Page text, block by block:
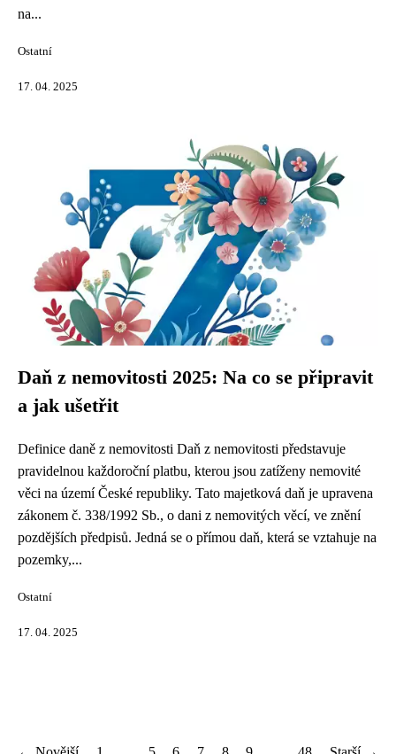
na...
Ostatní
17. 04. 2025
Daň z nemovitosti 2025: Na co se připravit
a jak ušetřit
Definice daně z nemovitosti Daň z nemovitosti představuje
pravidelnou každoroční platbu, kterou jsou zatíženy nemovité
věci na území České republiky. Tato majetková daň je upravena
zákonem č. 338/1992 Sb., o dani z nemovitých věcí, ve znění
pozdějších předpisů. Jedná se o přímou daň, která se vztahuje na
pozemky,...
Ostatní
17. 04. 2025